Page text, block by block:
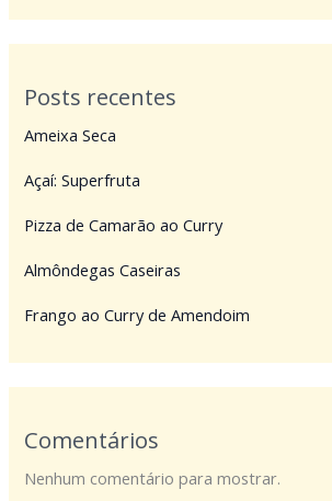
Posts recentes
Ameixa Seca
Açaí: Superfruta
Pizza de Camarão ao Curry
Almôndegas Caseiras
Frango ao Curry de Amendoim
Comentários
Nenhum comentário para mostrar.